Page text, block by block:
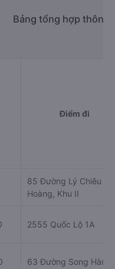
Bảng tổng hợp thông
Điểm đi
85 Đường Lý Chiêu
Hoàng, Khu II
2555 Quốc Lộ 1A
63 Đường Song Hành